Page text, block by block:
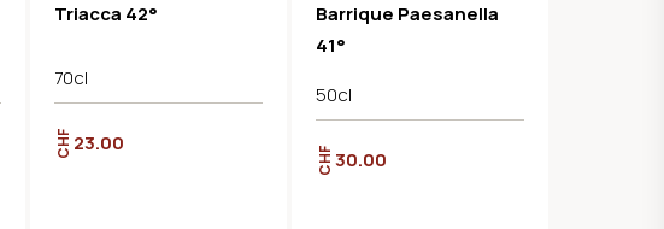
Triacca 42°
70cl
CHF 23.00
Barrique Paesanella
41°
50cl
CHF30.00